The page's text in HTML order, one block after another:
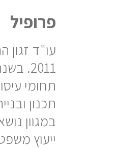
פרופיל
עו"ד
2011. בשנת 2016 הצטרפה לשורות משרדנו.
תחומי
תכנון
במגוון
ייעוץ